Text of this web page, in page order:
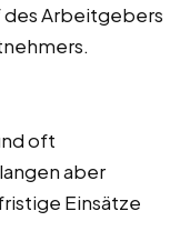
des Arbeitgebers
oft
aber
Einsätze